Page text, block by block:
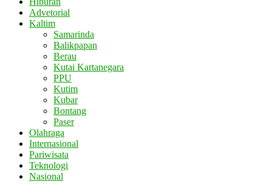
Advetorial
Kaltim
Samarinda
Balikpapan
Berau
Kutai Kartanegara
PPU
Kutim
Kubar
Bontang
Paser
Olahraga
Internasional
Pariwisata
Teknologi
Nasional